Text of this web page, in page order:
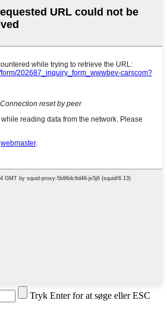
Tryk Enter for at søge eller ESC